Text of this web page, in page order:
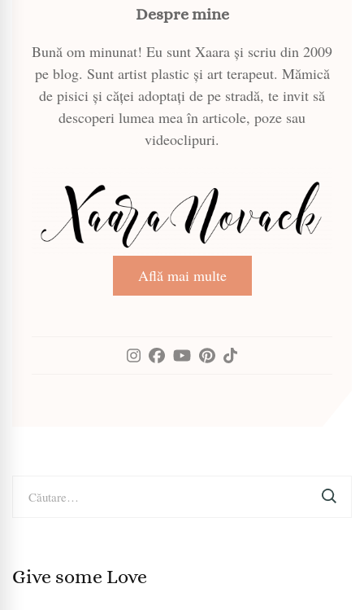
Despre mine
Bună om minunat! Eu sunt Xaara și scriu din 2009
pe blog. Sunt artist plastic și art terapeut. Mămică
de pisici și căței adoptați de pe stradă, te invit să
descoperi lumea mea în articole, poze sau
videoclipuri.
Află mai multe
după:
Give some Love